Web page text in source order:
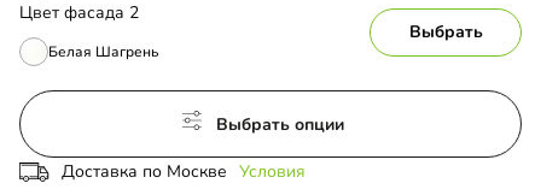
Цвет фасада 2
Белая Шагрень
Выбрать
Выбрать опции
Доставка по Москве Условия